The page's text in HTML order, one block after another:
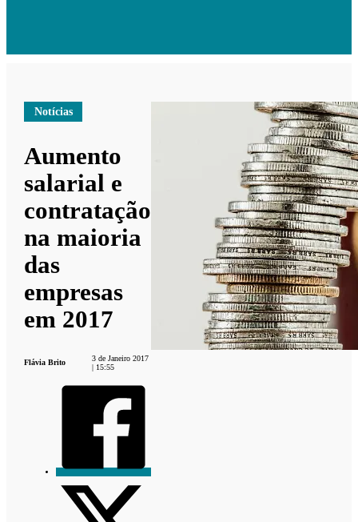
Notícias
Aumento
salarial e
contratação
na maioria
das
empresas
em 2017
Flávia Brito
3 de Janeiro 2017
| 15:55